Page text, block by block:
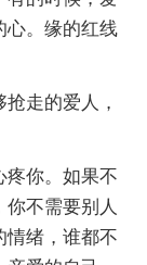
心。缘的红线
走的爱人，
疼你。如果不
不需要别人
情绪，谁都不